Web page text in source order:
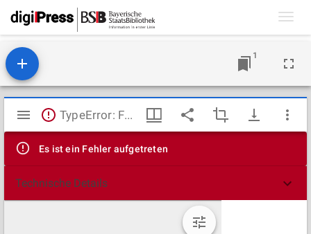
1
Mirador
Viewer
TypeError: Failed to fetch
Es ist ein Fehler aufgetreten
Technische Details